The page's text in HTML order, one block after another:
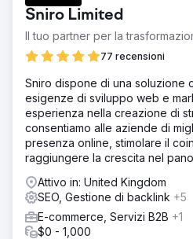
Sniro Limited
Il tuo partner per la
77 recensioni
Sniro dispone di una soluzione
esigenze di sviluppo web e
esperienza nella creazione di
consentiamo alle aziende di
presenza online, stimolare il
raggiungere la crescita nel
Attivo in: United Kingdom
SEO, Gestione di backlink +5
E-commerce, Servizi B2B +1
$0 - 1,000